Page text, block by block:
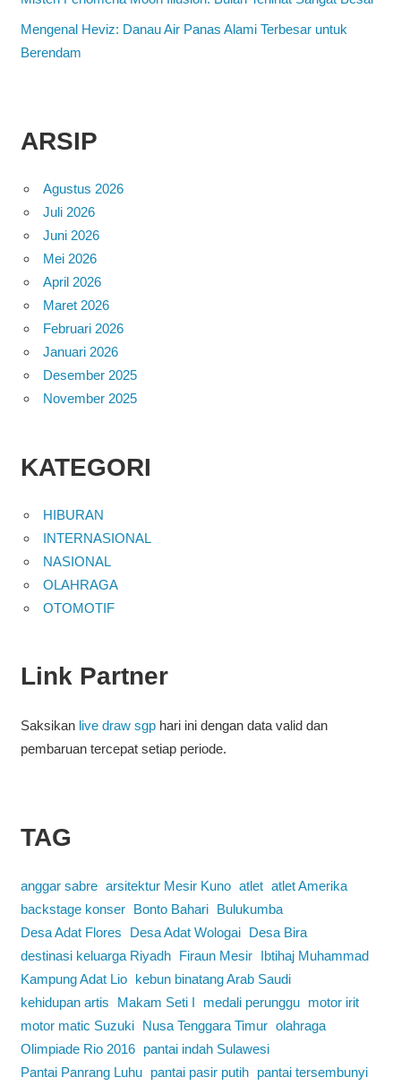
Mengenal Heviz: Danau Air Panas Alami Terbesar untuk
Berendam
ARSIP
Agustus 2026
Juli 2026
Juni 2026
Mei 2026
April 2026
Maret 2026
Februari 2026
Januari 2026
Desember 2025
November 2025
KATEGORI
HIBURAN
INTERNASIONAL
NASIONAL
OLAHRAGA
OTOMOTIF
Link Partner
Saksikan live draw sgphari ini dengan data valid dan
pembaruan tercepat setiap periode.
TAG
anggar sabre arsitektur Mesir Kuno atlet atlet Amerika
backstage konser
Bonto Bahari
Bulukumba
Desa Adat Flores
Desa Adat Wologai
Desa Bira
destinasi keluarga Riyadh
Firaun Mesir
Ibtihaj Muhammad
Kampung Adat Lio
kebun binatang Arab Saudi
kehidupan artis
Makam Seti I medali perunggu
motor irit
motor matic Suzuki
Nusa Tenggara Timur olahraga
Olimpiade Rio 2016
pantai indah Sulawesi
Pantai Panrang Luhu
pantai pasir putih pantai tersembunyi